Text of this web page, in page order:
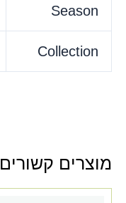
Season
Collection
מוצרים קשורים